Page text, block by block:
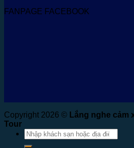
FANPAGE FACEBOOK
Copyright 2026 © Lắng nghe cảm
Tour
Tìm
kiếm: